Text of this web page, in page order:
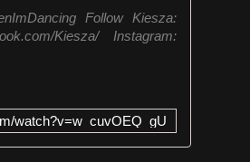
Follow Kiesza:
Kiesza/ Instagram:
watch?v=w_cuvOEQ_gU